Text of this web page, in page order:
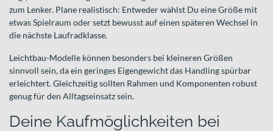
zum Lenker. Plane realistisch: Entweder wählst Du eine Größe mit
etwas Spielraum oder setzt bewusst auf einen späteren Wechsel in
die nächste Laufradklasse.
Leichtbau-Modelle können besonders bei kleineren Größen
sinnvoll sein, da ein geringes Eigengewicht das Handling spürbar
erleichtert. Gleichzeitig sollten Rahmen und Komponenten robust
genug für den Alltagseinsatz sein.
Deine Kaufmöglichkeiten bei